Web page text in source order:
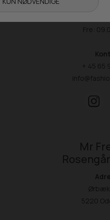
Man-Ons:
Fre:
+ 45 65
Mr
5220